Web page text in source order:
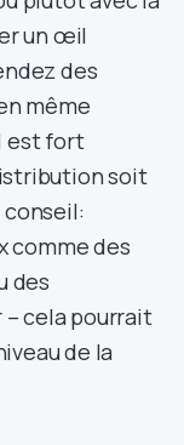
un œil
des
même
est fort
soit
comme des
des
cela pourrait
de la